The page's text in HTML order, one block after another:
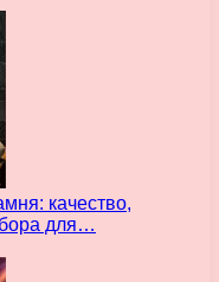
качество,
для…